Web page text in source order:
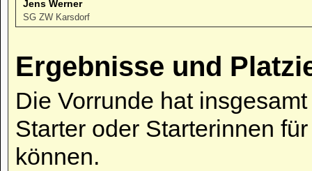
Jens Werner
SG ZW Karsdorf
Ergebnisse und
Die Vorrunde hat
Starter oder Starterinnen
können.